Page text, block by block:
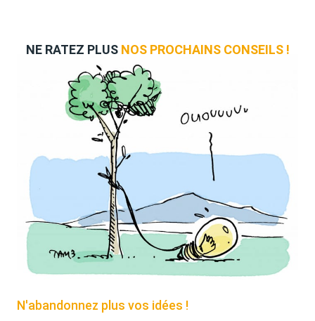
NE RATEZ PLUS NOS PROCHAINS CONSEILS !
N'abandonnez plus vos idées !